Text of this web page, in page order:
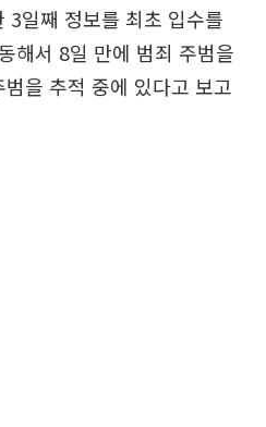
3일째 정보를 최초 입수를
해서 8일 만에 범죄 주범을
을 추적 중에 있다고 보고